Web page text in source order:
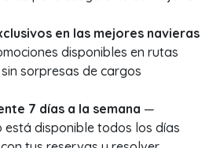
en las mejores navieras
disponibles en rutas
sorpresas de cargos
7 días a la semana —
está disponible todos los días